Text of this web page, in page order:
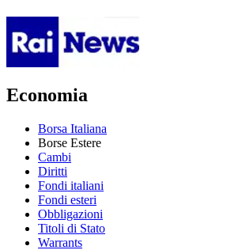
Economia
Borsa Italiana
Borse Estere
Cambi
Diritti
Fondi italiani
Fondi esteri
Obbligazioni
Titoli di Stato
Warrants